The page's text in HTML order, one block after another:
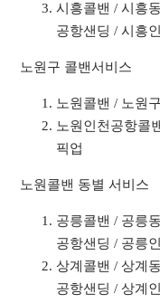
시흥콜밴 / 시흥
공항샌딩 / 시흥
노원구 콜밴서비스
노원콜밴 / 노원
노원인천공항콜
픽업
노원콜밴 동별 서비스
공릉콜밴 / 공릉
공항샌딩 / 공릉
상계콜밴 / 상계
공항샌딩 / 상계